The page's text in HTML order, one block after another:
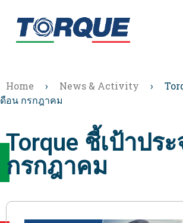
Home › News & Activity ›
ดือน กรกฎาคม
Torque ชี้เป้าปร
กรกฎาคม